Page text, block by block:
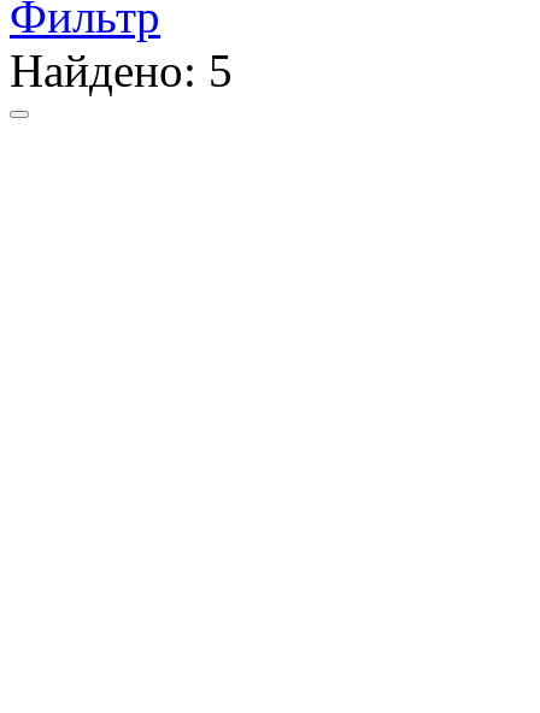
Фильтр
Найдено: 5